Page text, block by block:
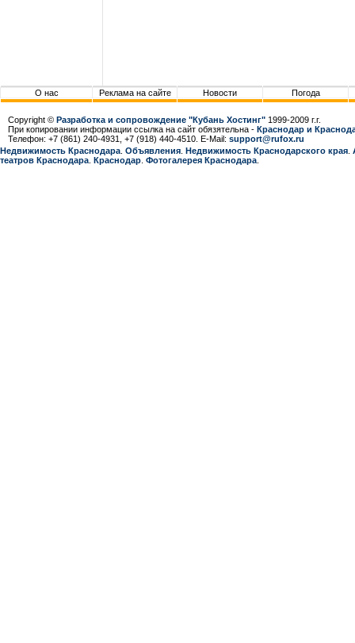
О нас Реклама на сайте Новости Погода
Copyright © Разработка и сопровождение "Кубань Хостинг" 1999-2009 г.г.
При копировании информации ссылка на сайт обязятельна - Краснодар и
Телефон: +7 (861) 240-4931, +7 (918) 440-4510. E-Mail: support@rufox.ru
Недвижимость Краснодара Объявления Недвижимость Краснодарcкого края
театров Краснодара Краснодар Фотогалерея Краснодара